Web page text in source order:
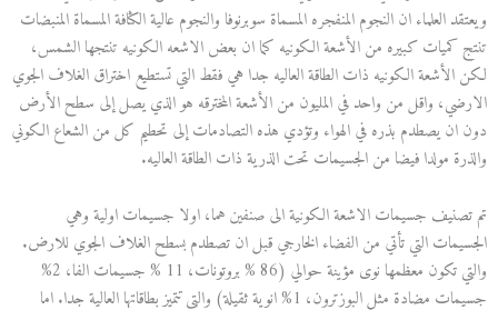
ويعتقد العلماء ان النجوم المنفجره المسماة سوبرنوفا والنجوم عالية الكثافة المسماة المنبضات
تنتج كميات كبيره من الأشعة الكونيه كما ان بعض الاشعه الكونيه تنتجها الشمس،
لكن الأشعة الكونيه ذات الطاقة العاليه جدا هي فقط التي تستطيع اختراق الغلاف الجوي
الارضي، واقل من واحد في المليون من الأشعة المخترقه هو الذي يصل إلى سطح الأرض
دون ان يصطدم بذره في الهواء وتؤدي هذه التصادمات إلى تحطيم كل من الشعاع الكوني
والذرة مولدا فيضا من الجسيمات تحت الذرية ذات الطاقة العاليه.
تم تصنيف جسيمات الاشعة الكونية الى صنفين هما، اولا جسيمات اولية وهي
الجسيمات التي تأتي من الفضاء الخارجي قبل ان تصطدم بسطح الغلاف الجوي للارض.
والتي تكون معظمها نوى مؤينة حوالي (86 % بروتونات، 11 % جسيمات الفا، 2%
جسيمات مضادة مثل البوزترون، 1% انوية ثقيلة) والتي تتميز بطاقاتها العالية جدا. اما